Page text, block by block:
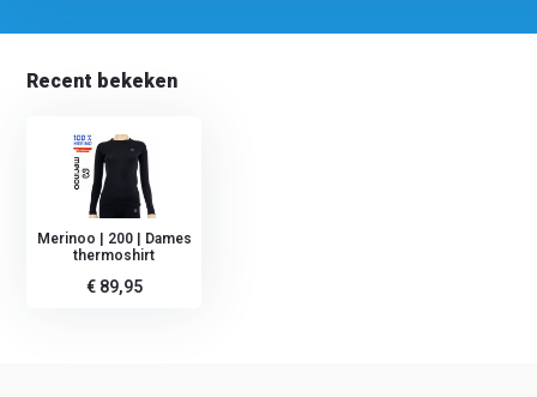
Recent bekeken
Merinoo | 200 | Dames
thermoshirt
€ 89,95